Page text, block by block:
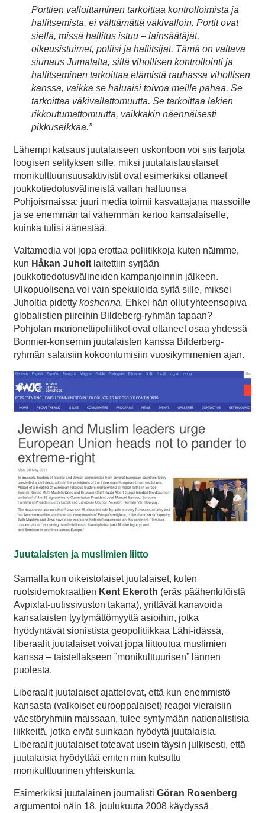
Porttien valloittaminen tarkoittaa kontrolloimista ja
hallitsemista, ei välttämättä väkivalloin. Portit ovat
siellä, missä hallitus istuu – lainsäätäjät,
oikeusistuimet, poliisi ja hallitsijat. Tämä on valtava
siunaus Jumalalta, sillä vihollisen kontrollointi ja
hallitseminen tarkoittaa elämistä rauhassa vihollisen
kanssa, vaikka se haluaisi toivoa meille pahaa. Se
tarkoittaa väkivallattomuutta. Se tarkoittaa lakien
rikkoutumattomuutta, vaikkakin näennäisesti
pikkuseikkaa.”
Lähempi katsaus juutalaiseen uskontoon voi siis tarjota
loogisen selityksen sille, miksi juutalaistaustaiset
monikulttuurisuusaktivistit ovat esimerkiksi ottaneet
joukkotiedotusvälineistä vallan haltuunsa
Pohjoismaissa: juuri media toimii kasvattajana massoille
ja se enemmän tai vähemmän kertoo kansalaiselle,
kuinka tulisi äänestää.
Valtamedia voi jopa erottaa poliitikkoja kuten näimme,
kun Håkan Juholt laitettiin syrjään
joukkotiedotusvälineiden kampanjoinnin jälkeen.
Ulkopuolisena voi vain spekuloida syitä sille, miksei
Juholtia pidetty kosherina. Ehkei hän ollut yhteensopiva
globalistien piireihin Bildeberg-ryhmän tapaan?
Pohjolan marionettipoliitikot ovat ottaneet osaa yhdessä
Bonnier-konsernin juutalaisten kanssa Bilderberg-
ryhmän salaisiin kokoontumisiin vuosikymmenien ajan.
Juutalaisten ja muslimien liitto
Samalla kun oikeistolaiset juutalaiset, kuten
ruotsidemokraattien Kent Ekeroth (eräs päähenkilöistä
Avpixlat-uutissivuston takana), yrittävät kanavoida
kansalaisten tyytymättömyyttä asioihin, jotka
hyödyntävät sionistista geopolitiikkaa Lähi-idässä,
liberaalit juutalaiset voivat jopa liittoutua muslimien
kanssa – taistellakseen ”monikulttuurisen” lännen
puolesta.
Liberaalit juutalaiset ajattelevat, että kun enemmistö
kansasta (valkoiset eurooppalaiset) reagoi vieraisiin
väestöryhmiin maissaan, tulee syntymään nationalistisia
liikkeitä, jotka eivät suinkaan hyödytä juutalaisia.
Liberaalit juutalaiset toteavat usein täysin julkisesti, että
juutalaisia hyödyttää eniten niin kutsuttu
monikulttuurinen yhteiskunta.
Esimerkiksi juutalainen journalisti Göran Rosenberg
argumentoi näin 18. joulukuuta 2008 käydyssä